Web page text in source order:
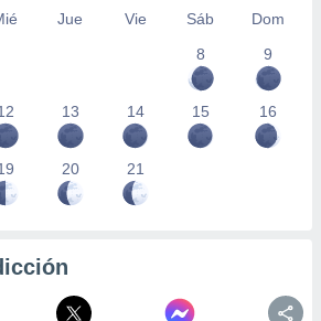
Jue Vie Sáb
Dom
8
9
13 14 15 16
20 21